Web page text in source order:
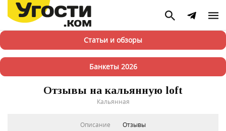
Статьи и обзоры
Банкеты 2026
Отзывы на кальянную loft
Кальянная
Описание Отзывы